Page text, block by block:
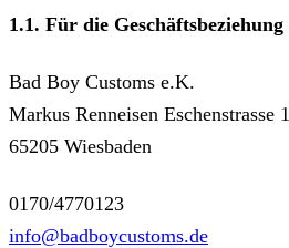
1.1. Für die Geschäftsbeziehung
Bad Boy Customs e.K.
Markus Renneisen Eschenstrasse
65205 Wiesbaden
0170/4770123
info@badboycustoms.de